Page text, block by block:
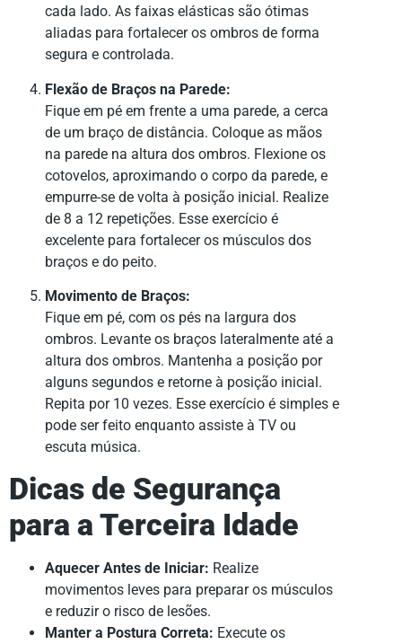
cada lado. As faixas elásticas são ótimas
aliadas para fortalecer os ombros de forma
segura e controlada.
Flexão de Braços na Parede:
Fique em pé em frente a uma parede, a cerca
de um braço de distância. Coloque as mãos
na parede na altura dos ombros. Flexione os
cotovelos, aproximando o corpo da parede, e
empurre-se de volta à posição inicial. Realize
de 8 a 12 repetições. Esse exercício é
excelente para fortalecer os músculos dos
braços e do peito.
Movimento de Braços:
Fique em pé, com os pés na largura dos
ombros. Levante os braços lateralmente até a
altura dos ombros. Mantenha a posição por
alguns segundos e retorne à posição inicial.
Repita por 10 vezes. Esse exercício é simples e
pode ser feito enquanto assiste à TV ou
escuta música.
Dicas de Segurança
para a Terceira Idade
Aquecer Antes de Iniciar: Realize
movimentos leves para preparar os músculos
e reduzir o risco de lesões.
Manter a Postura Correta: Execute os